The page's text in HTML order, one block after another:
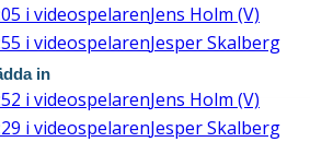
i videospelarenJens Holm (V)
i videospelarenJesper Skalberg
i videospelarenJens Holm (V)
i videospelarenJesper Skalberg
in